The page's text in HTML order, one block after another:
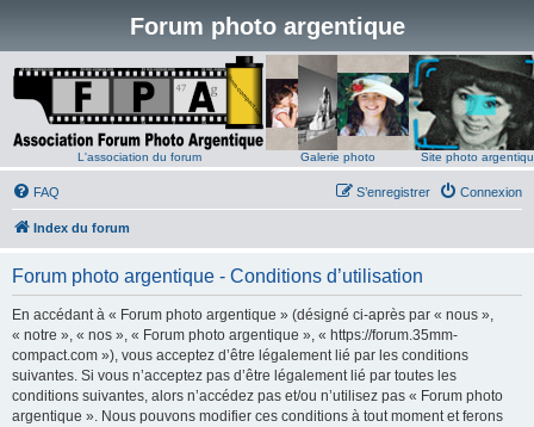
Forum photo argentique
L'association du forum Galerie photo Site photo
FAQ Connexion
S’enregistrer
Index du forum
Forum photo argentique - Conditions d’utilisation
En accédant à « Forum photo argentique » (désigné ci-après par « nous »,
« notre », « nos », « Forum photo argentique », « https://forum.35mm-
compact.com »), vous acceptez d’être légalement lié par les conditions
suivantes. Si vous n’acceptez pas d’être légalement lié par toutes les
conditions suivantes, alors n’accédez pas et/ou n’utilisez pas « Forum photo
argentique ». Nous pouvons modifier ces conditions à tout moment et ferons